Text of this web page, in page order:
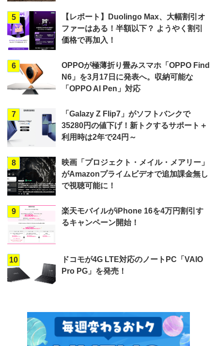
5
【レポート】Duolingo Max、大幅割引オ
ファーはある！半額以下？ ようやく割引
価格で再加入！
6
OPPOが極薄折り畳みスマホ「OPPO Find
N6」を3月17日に発表へ。収納可能な
「OPPO AI Pen」対応
7
「Galazy Z Flip7」がソフトバンクで
35280円の値下げ！新トクするサポート＋
利用時は2年で24円～
8
映画「プロジェクト・メイル・メアリー」
がAmazonプライムビデオで追加課金無し
で視聴可能に！
9
楽天モバイルがiPhone 16を4万円割引す
るキャンペーン開始！
10
ドコモが4G LTE対応のノートPC「VAIO
Pro PG」を発売！